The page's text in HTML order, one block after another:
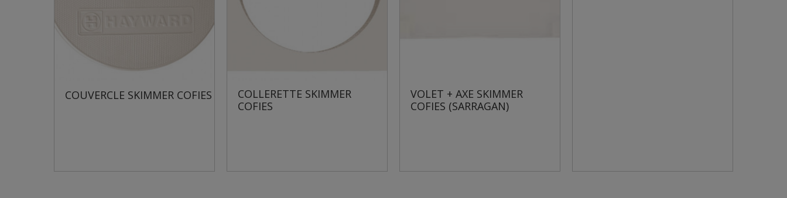
COFIES
COLLERETTE SKIMMER
VOLET + AXE SKIMMER